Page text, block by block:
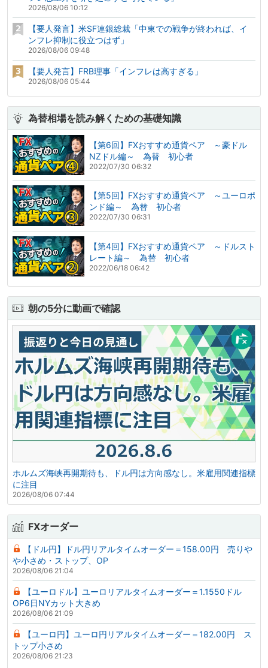
2026/08/06 10:12
【要人発言】米SF連銀総裁「中東での戦争が終われば、イ
ンフレ抑制に役立つはず」
2026/08/06 09:48
【要人発言】FRB理事「インフレは高すぎる」
2026/08/06 05:44
為替相場を読み解くための基礎知識
【第6回】FXおすすめ通貨ペア ～豪ドル
NZドル編～ 為替 初心者
2022/07/30 06:32
【第5回】FXおすすめ通貨ペア ～ユーロポ
ンド編～ 為替 初心者
2022/07/30 06:31
【第4回】FXおすすめ通貨ペア ～ドルスト
レート編～ 為替 初心者
2022/06/18 06:42
朝の5分に動画で確認
ホルムズ海峡再開期待も、ドル円は方向感なし。米雇用関連指標
に注目
2026/08/06 07:44
FXオーダー
【ドル円】ドル円リアルタイムオーダー＝158.00円 売りや
や小さめ・ストップ、OP
2026/08/06 21:04
【ユーロドル】ユーロリアルタイムオーダー＝1.1550ドル
OP6日NYカット大きめ
2026/08/06 21:09
【ユーロ円】ユーロ円リアルタイムオーダー＝182.00円 ス
トップ小さめ
2026/08/06 21:23